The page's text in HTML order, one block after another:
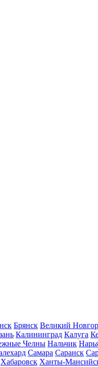
Брянск Великий
Калининград Калуга
Челны Нальчик
Самара Саранск
Хабаровск Ханты-